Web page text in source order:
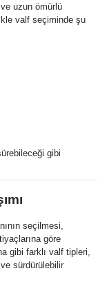
uzun ömürlü
valf seçiminde şu
gibi
seçilmesi,
göre
gibi farklı valf tipleri,
sürdürülebilir